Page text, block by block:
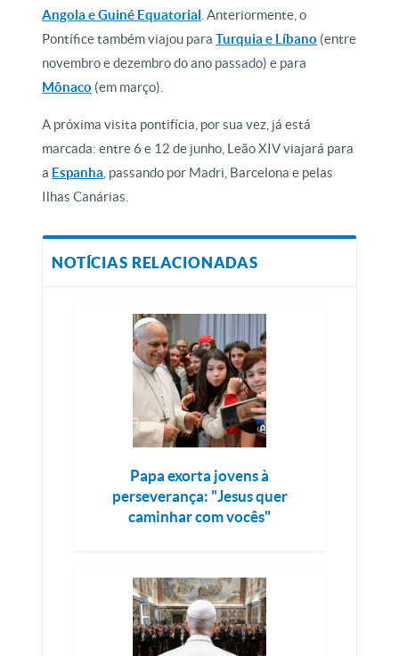
Angola e Guiné Equatorial . Anteriormente, o
Pontífice também viajou paraTurquia e Líbano (entre
novembro e dezembro do ano passado) e para
Mônaco (em março).
A próxima visita pontifícia, por sua vez, já está
marcada: entre 6 e 12 de junho, Leão XIV viajará para
a Espanha , passando por Madri, Barcelona e pelas
Ilhas Canárias.
NOTÍCIAS RELACIONADAS
Papa exorta jovens à
perseverança: "Jesus quer
caminhar com vocês"